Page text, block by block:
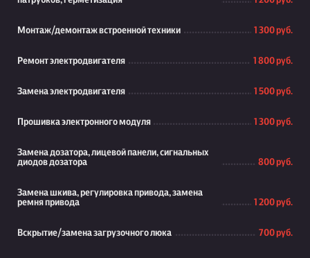
Монтаж/демонтаж встроенной техники 1 300 руб.
Ремонт электродвигателя 1 800 руб.
Замена электродвигателя 1 500 руб.
Прошивка электронного модуля 1 300 руб.
Замена дозатора, лицевой панели, сигнальных
диодов дозатора
800 руб.
Замена шкива, регулировка привода, замена
ремня привода
1 200 руб.
Вскрытие/замена загрузочного люка 700 руб.